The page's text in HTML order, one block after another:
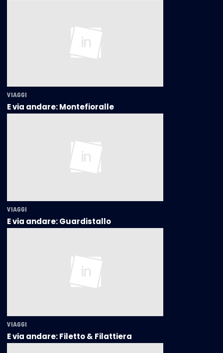
VIAGGI
E via andare: Montefioralle
VIAGGI
E via andare: Guardistallo
VIAGGI
E via andare: Filetto & Filattiera